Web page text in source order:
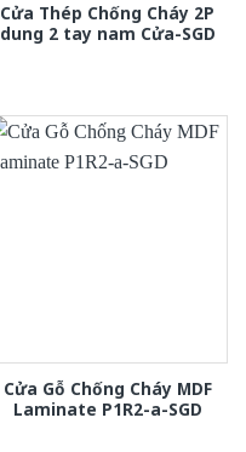
Cửa Thép Chống Cháy 2P
dung 2 tay nam Cửa-SGD
Cửa Gỗ Chống Cháy MDF
Laminate P1R2-a-SGD